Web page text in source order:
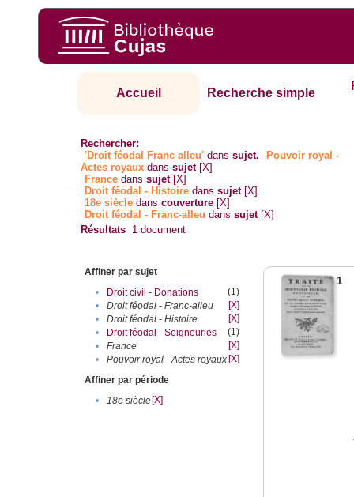
Accueil Recherche simple
Rechercher:
'Droit féodal Franc alleu' danssujet.
Pouvoir royal -
Actes royaux danssujet [X]
France danssujet [X]
Droit féodal - Histoire danssujet [X]
18e siècle danscouverture [X]
Droit féodal - Franc-alleu‎ danssujet [X]
Résultats 1 document
Affiner par sujet
•
Droit civil - Donations
(1)
•
Droit féodal - Franc-alleu‎
[X]
•
Droit féodal - Histoire
[X]
•
Droit féodal - Seigneuries
(1)
•
France
[X]
•
Pouvoir royal - Actes royaux [X]
Affiner par période
•
18e siècle[X]
1